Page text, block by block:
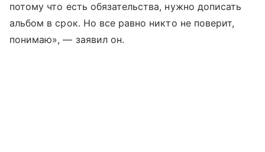
потому что есть обязательства, нужно дописать
альбом в срок. Но все равно никто не поверит,
понимаю», — заявил он.